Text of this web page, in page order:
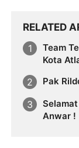
RELATED
Team
Kota
Pak
Anwar !